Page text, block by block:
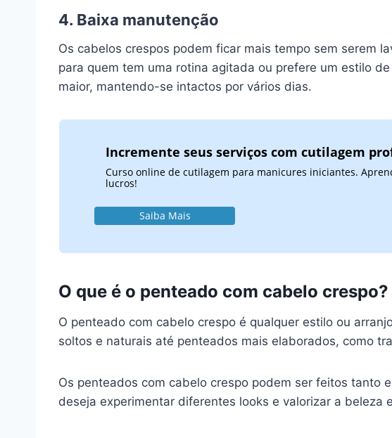
4. Baixa manutenção
Os cabelos crespos podem ficar mais tempo sem serem
para quem tem uma rotina agitada ou prefere um estilo
maior, mantendo-se intactos por vários dias.
Incremente seus serviços com cutilagem
Curso online de cutilagem para manicures iniciantes.
lucros!
Saiba Mais
O que é o penteado com cabelo crespo?
O penteado com cabelo crespo é qualquer estilo ou
soltos e naturais até penteados mais elaborados, como
Os penteados com cabelo crespo podem ser feitos tanto
deseja experimentar diferentes looks e valorizar a beleza